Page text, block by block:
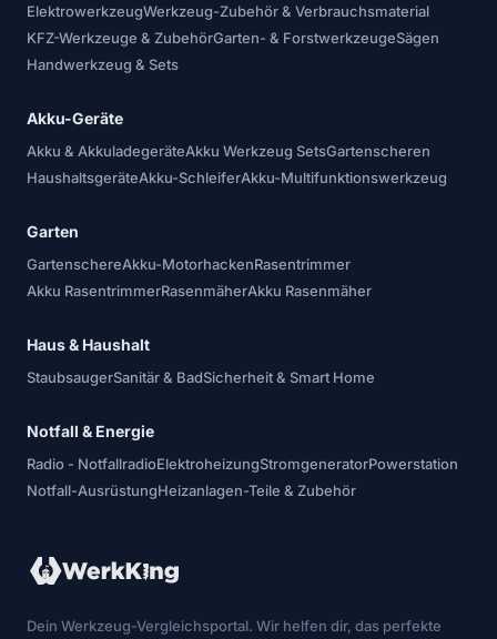
ElektrowerkzeugWerkzeug-Zubehör & Verbrauchsmaterial
KFZ-Werkzeuge & ZubehörGarten- & ForstwerkzeugeSägen
Handwerkzeug & Sets
Akku-Geräte
Akku & AkkuladegeräteAkku Werkzeug SetsGartenscheren
HaushaltsgeräteAkku-SchleiferAkku-Multifunktionswerkzeug
Garten
GartenschereAkku-MotorhackenRasentrimmer
Akku RasentrimmerRasenmäherAkku Rasenmäher
Haus & Haushalt
StaubsaugerSanitär & BadSicherheit & Smart Home
Notfall & Energie
Radio - NotfallradioElektroheizungStromgeneratorPowerstation
Notfall-AusrüstungHeizanlagen-Teile & Zubehör
Dein Werkzeug-Vergleichsportal. Wir helfen dir, das perfekte